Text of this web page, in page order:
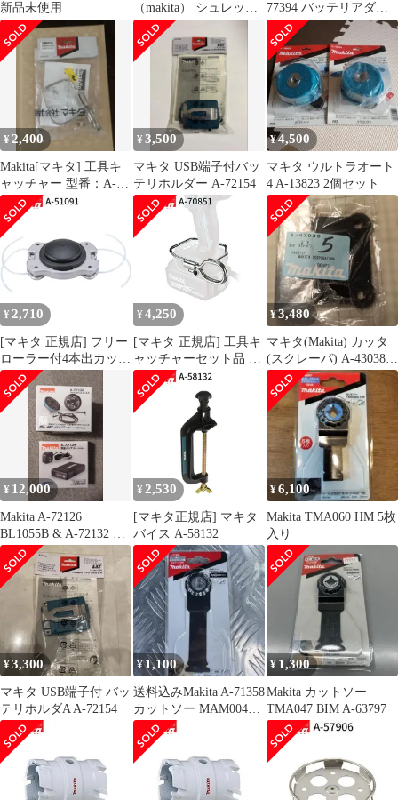
新品未使用
（makita） シュレッダ
ーブレード付属セット
品 A-75225 草刈機 刈払
機 刈払い機 アクセサリ
77394 バッテリアダプ
タ 1.6m
¥ 2,400
Makita[マキタ] 工具キ
ャッチャー 型番：A-
58419 新品未使用品
¥3,500
マキタ USB端子付バッ
テリホルダー A-72154
¥4,500
マキタ ウルトラオート
4 A-13823 2個セット
¥ 2,710
[マキタ 正規店] フリー
ローラー付4本出カッタ
A-51091
¥ 4,250
[マキタ 正規店] 工具キ
ャッチャーセット品 A-
70851
¥3,480
マキタ(Makita) カッタ
(スクレーパ) A-43038 5
個セット
¥ 12,000
Makita A-72126
BL1055B & A-72132 セ
ット
¥ 2,530
[マキタ正規店] マキタ
バイス A-58132
¥6,100
Makita TMA060 HM 5枚
入り
¥3,300
マキタ USB端子付 バッ
テリホルダA A-72154
¥1,100
送料込みMakita A-71358
カットソー MAM004
SK一枚
¥ 1,300
Makita カットソー
TMA047 BIM A-63797